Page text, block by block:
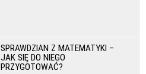
SPRAWDZIAN Z MATEMATYKI –
JAK SIĘ DO NIEGO
PRZYGOTOWAĆ?